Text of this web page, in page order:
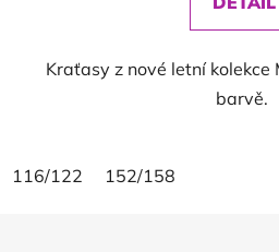
Kraťasy z nové letní kolekce
barvě.
116/122 152/158